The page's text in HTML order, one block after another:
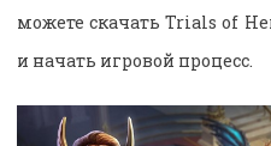
можете скачать Trials of
и начать игровой процесс.